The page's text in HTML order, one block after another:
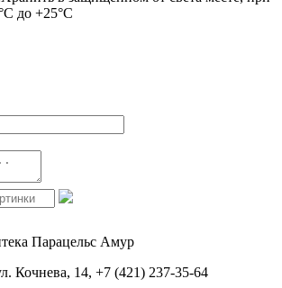
до +25°С
Парацельс Амур
Кочнева, 14, +7 (421) 237-35-64